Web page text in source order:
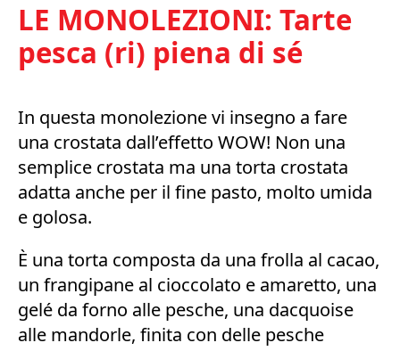
LE MONOLEZIONI: Tarte
pesca (ri) piena di sé
In questa monolezione vi insegno a fare
una crostata dall’effetto WOW! Non una
semplice crostata ma una torta crostata
adatta anche per il fine pasto, molto umida
e golosa.
È una torta composta da una frolla al cacao,
un frangipane al cioccolato e amaretto, una
gelé da forno alle pesche, una dacquoise
alle mandorle, finita con delle pesche